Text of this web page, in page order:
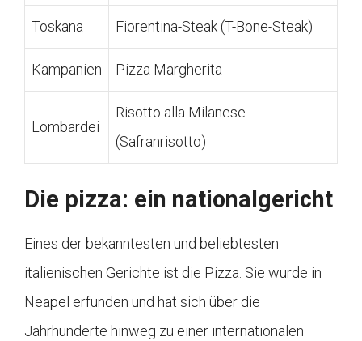
Toskana Fiorentina-Steak (T-Bone-Steak)
Kampanien Pizza Margherita
Lombardei
Risotto alla Milanese
(Safranrisotto)
Die pizza: ein nationalgericht
Eines der bekanntesten und beliebtesten
italienischen Gerichte ist die Pizza. Sie wurde in
Neapel erfunden und hat sich über die
Jahrhunderte hinweg zu einer internationalen